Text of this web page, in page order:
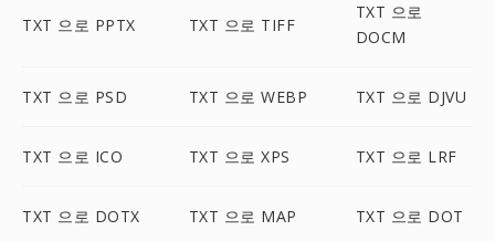
TXT 으로 PPTX TXT 으로 TIFF
TXT 으로
DOCM
TXT 으로 PSD TXT 으로 WEBP TXT 으로 DJVU
TXT 으로 ICO TXT 으로 XPS TXT 으로 LRF
TXT 으로 DOTX TXT 으로 MAP TXT 으로 DOT